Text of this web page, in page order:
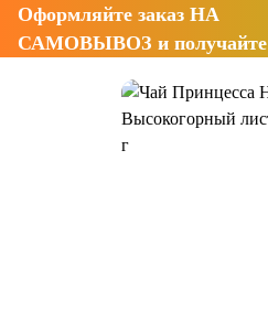
Оформляйте заказ НА
САМОВЫВОЗ и получайте